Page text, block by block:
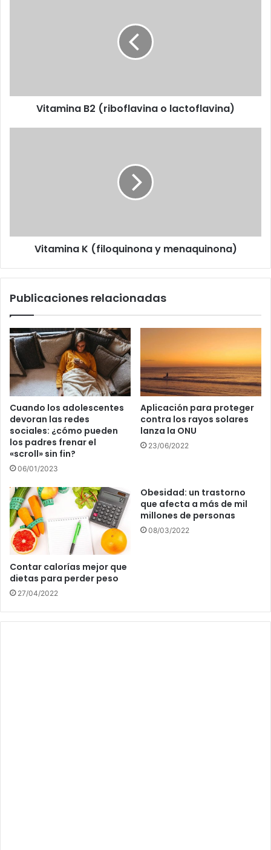
Vitamina B2 (riboflavina o lactoflavina)
Vitamina K (filoquinona y menaquinona)
Publicaciones relacionadas
Cuando los adolescentes
devoran las redes
sociales: ¿cómo pueden
los padres frenar el
«scroll» sin fin?
06/01/2023
Aplicación para proteger
contra los rayos solares
lanza la ONU
23/06/2022
Contar calorías mejor que
dietas para perder peso
27/04/2022
Obesidad: un trastorno
que afecta a más de mil
millones de personas
08/03/2022